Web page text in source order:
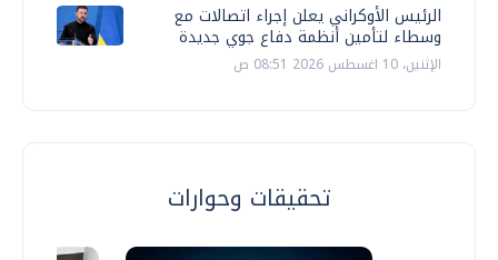
الرئيس الأوكراني يعلن إجراء اتصالات مع
وسطاء لتأمين أنظمة دفاع جوي جديدة
الإثنين، 10 اغسطس 2026 08:51 ص
تحقيقات وحوارات